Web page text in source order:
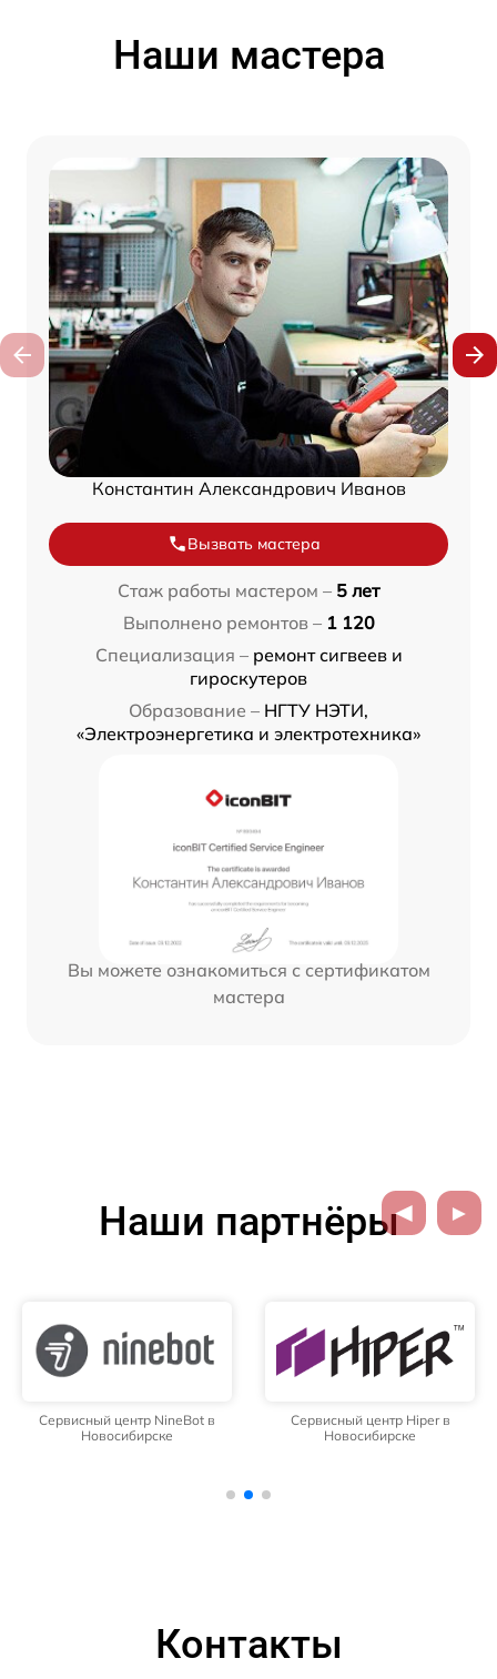
Наши мастера
Константин Александрович Иванов
Вызвать мастера
Стаж работы мастером – 5 лет
Выполнено ремонтов – 1 120
Специализация – ремонт сигвеев и
гироскутеров
Образование – НГТУ НЭТИ,
«Электроэнергетика и электротехника»
Вы можете ознакомиться с сертификатом
мастера
Наши партнёры
Сервисный центр NineBot в
Новосибирске
Сервисный центр Hiper в
Новосибирске
Контакты